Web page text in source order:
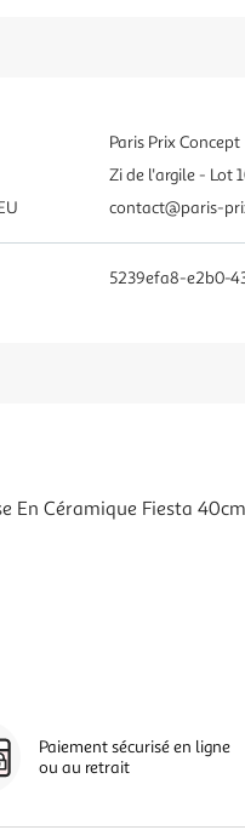
Paris Prix Concept
Zi de l'argile - Lot
contact@paris-
5239efa8-e2b0-
En Céramique Fiesta
Paiement sécurisé en ligne
ou au retrait